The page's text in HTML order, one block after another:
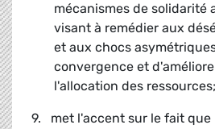
mécanismes de solidarité
visant à remédier aux
et aux chocs
convergence et
l'allocation des ressources;
9. met l'accent sur le fait